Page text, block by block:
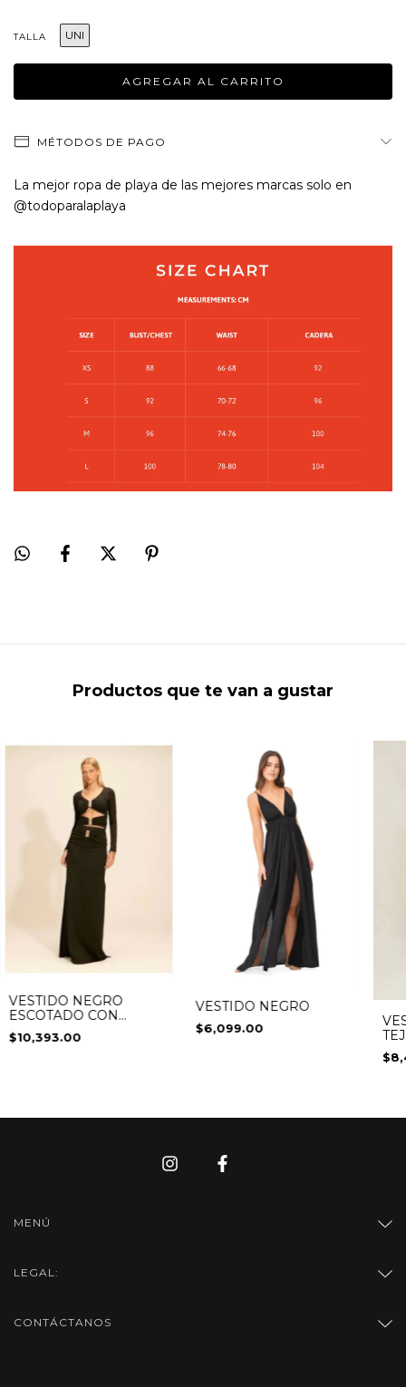
TALLA UNI
MÉTODOS DE PAGO
La mejor ropa de playa de las mejores marcas solo en
@todoparalaplaya
Productos que te van a gustar
VESTIDO NEGRO
ESCOTADO CON
APLICACIONES
DORADAS Y
$10,393.00
VESTIDO NEGRO
$6,099.00
MENÚ
LEGAL:
CONTÁCTANOS